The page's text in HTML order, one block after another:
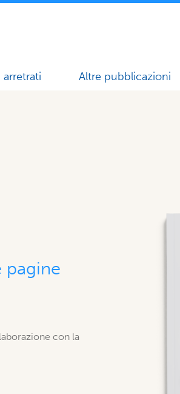
Altre pubblicazioni
pagine
con la